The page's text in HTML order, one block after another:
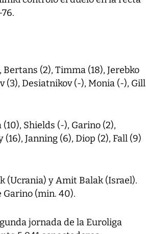
Bertans (2), Timma (18), Jerebko
(3), Desiatnikov (-), Monia (-), Gill
Shields (-), Garino (2),
Janning (6), Diop (2), Fall (9)
(Ucrania) y Amit Balak (Israel).
(min. 40).
jornada de la Euroliga